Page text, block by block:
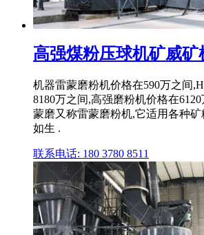
高强煤粉压球机矿威矿
机器雷蒙磨粉机价格在590万之间
8180万之间,高强磨粉机价格在
蒙磨又称雷蒙磨粉机,它适用各种
如生 .
联系电话: 180 3780 8511